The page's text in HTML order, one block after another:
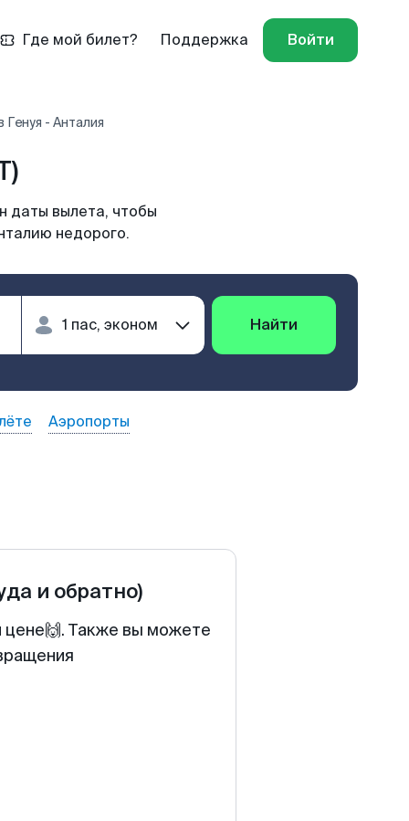
Где мой билет? Поддержка Войти
Генуя - Анталия
даты вылета, чтобы
недорого.
Найти
Аэропорты
и обратно)
цене🙌. Также вы можете